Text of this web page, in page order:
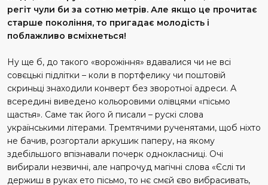
регіт чули би за сотню метрів. Але якщо це прочитає
старше покоління, то пригадає молодість і
поблажливо всміхнеться!
Ну ще б, до такого «ворожіння» вдавалися чи не всі
совєцькі підлітки – коли в портфелику чи поштовій
скриньці знаходили конверт без зворотної адреси. А
всередині виведено кольоровими олівцями «пісьмо
щастья». Саме так його й писали – рускі слова
українськими літерами. Тремтячими рученятами, щоб ніхто
не бачив, розгортали аркушик паперу, на якому
здебільшого впізнавали почерк однокласниці. Очі
вибирали незвичні, але напрочуд магічні слова «Єслі ти
держиш в руках ето пісьмо, то нє смєй єво вибрасивать,